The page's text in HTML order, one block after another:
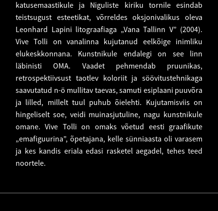
katusemaastikule ja Niguliste kiriku tornile esindab
teistsugust esteetikat, võrreldes oksjonivalikus oleva
Leonhard Lapini litograafiaga „Vana Tallinn V” (2004).
Vive Tolli on vanalinna kujutanud eelkõige inimliku
elukeskkonnana. Kunstnikule endalegi on see linn
läbinisti OMA. Vaadet pehmendab pruunikas,
retrospektiivsust taotlev koloriit ja söövitustehnikaga
saavutatud n-ö mullitav taevas, samuti esiplaani puuvõra
ja lilled, millelt tuul puhub õielehti. Kujutamisviis on
hingeliselt soe, veidi muinasjutuline, nagu kunstnikule
omane. Vive Tolli on omaks võetud eesti graafikute
„emafiguurina”, õpetajana, kelle sünniaasta oli varasem
ja kes kandis eriala edasi rasketel aegadel, tehes teed
noortele.